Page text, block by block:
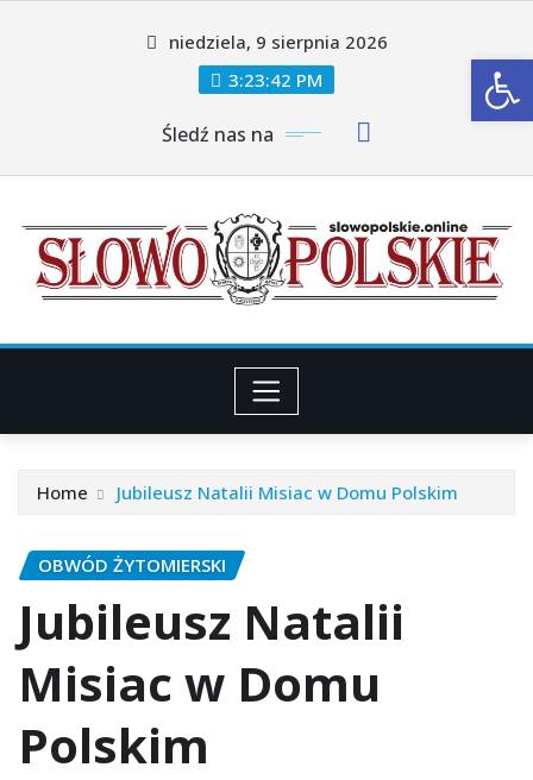
niedziela, 9 sierpnia 2026
3:23:44 PM
Śledź nas na
Home Jubileusz Natalii Misiac w Domu Polskim
OBWÓD ŻYTOMIERSKI
Jubileusz Natalii
Misiac w Domu
Polskim